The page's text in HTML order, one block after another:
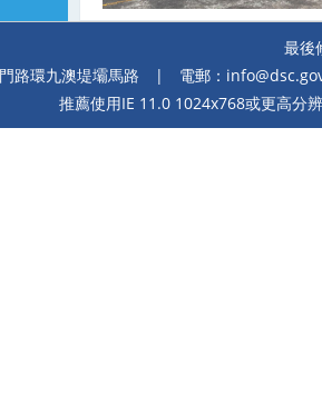
最後
路環九澳堤壩馬路 | 電郵：
推薦使用IE 11.0 1024x768或更